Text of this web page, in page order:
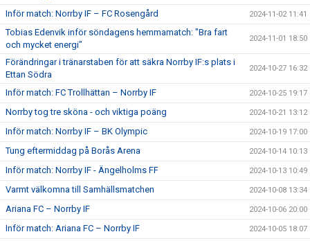
Inför match: Norrby IF – FC Rosengård 2024-11-02 11:41
Tobias Edenvik inför söndagens hemmamatch: "Bra fart
och mycket energi"
2024-11-01 18:50
Förändringar i tränarstaben för att säkra Norrby IF:s plats i
Ettan Södra
2024-10-27 16:32
Inför match: FC Trollhättan – Norrby IF 2024-10-25 19:17
Norrby tog tre sköna - och viktiga poäng 2024-10-21 13:12
Inför match: Norrby IF – BK Olympic 2024-10-19 17:00
Tung eftermiddag på Borås Arena 2024-10-14 10:13
Inför match: Norrby IF - Ängelholms FF 2024-10-13 10:49
Varmt välkomna till Samhällsmatchen 2024-10-08 13:34
Ariana FC – Norrby IF 2024-10-06 20:00
Inför match: Ariana FC – Norrby IF 2024-10-05 18:07